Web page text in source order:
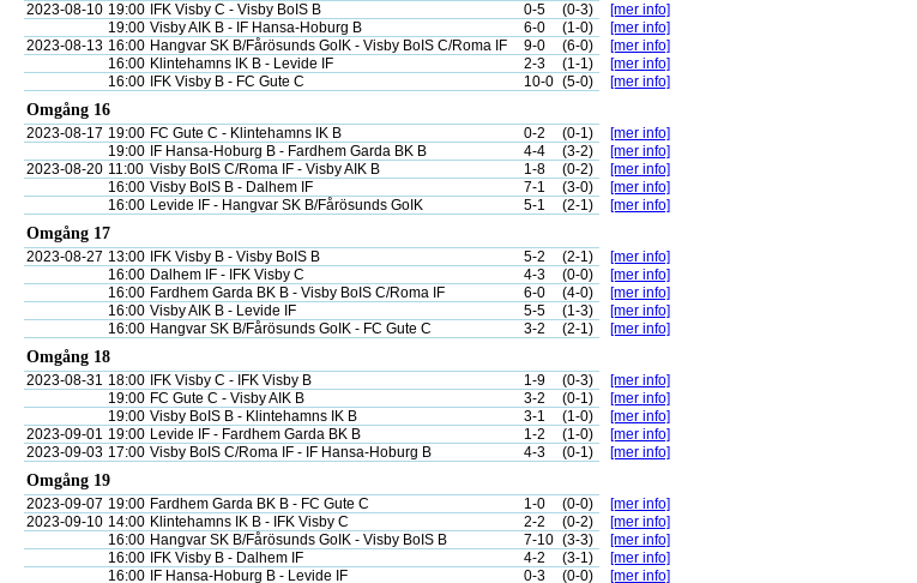
2023-08-10 19:00 IFK Visby C - Visby BoIS B 0-5 (0-3)
[mer info]
19:00 Visby AIK B - IF Hansa-Hoburg B 6-0 (1-0)
[mer info]
2023-08-13 16:00 Hangvar SK B/Fårösunds GoIK - Visby BoIS C/Roma IF 9-0 (6-0)
[mer info]
16:00 Klintehamns IK B - Levide IF 2-3 (1-1)
[mer info]
16:00
IFK Visby B - FC Gute C 10-0 (5-0) [mer info]
Omgång 16
2023-08-17 19:00 FC Gute C - Klintehamns IK B 0-2 (0-1)
[mer info]
19:00
IF Hansa-Hoburg B - Fardhem Garda BK B 4-4 (3-2)
[mer info]
2023-08-20 11:00 Visby BoIS C/Roma IF - Visby AIK B 1-8 (0-2)
[mer info]
16:00 Visby BoIS B - Dalhem IF 7-1 (3-0)
[mer info]
16:00 Levide IF - Hangvar SK B/Fårösunds GoIK 5-1 (2-1) [mer info]
Omgång 17
2023-08-27 13:00 IFK Visby B - Visby BoIS B 5-2 (2-1)
[mer info]
16:00 Dalhem IF - IFK Visby C 4-3 (0-0)
[mer info]
16:00 Fardhem Garda BK B - Visby BoIS C/Roma IF 6-0 (4-0)
[mer info]
16:00 Visby AIK B - Levide IF 5-5 (1-3)
[mer info]
16:00 Hangvar SK B/Fårösunds GoIK - FC Gute C 3-2 (2-1) [mer info]
Omgång 18
2023-08-31 18:00 IFK Visby C - IFK Visby B 1-9 (0-3)
[mer info]
19:00 FC Gute C - Visby AIK B 3-2 (0-1)
[mer info]
19:00 Visby BoIS B - Klintehamns IK B 3-1 (1-0)
[mer info]
2023-09-01 19:00 Levide IF - Fardhem Garda BK B 1-2 (1-0)
[mer info]
2023-09-03 17:00 Visby BoIS C/Roma IF - IF Hansa-Hoburg B 4-3 (0-1) [mer info]
Omgång 19
2023-09-07 19:00 Fardhem Garda BK B - FC Gute C 1-0 (0-0)
[mer info]
2023-09-10 14:00 Klintehamns IK B - IFK Visby C 2-2 (0-2)
[mer info]
16:00 Hangvar SK B/Fårösunds GoIK - Visby BoIS B 7-10 (3-3)
[mer info]
16:00
IFK Visby B - Dalhem IF 4-2 (3-1)
[mer info]
16:00
IF Hansa-Hoburg B - Levide IF 0-3 (0-0) [mer info]